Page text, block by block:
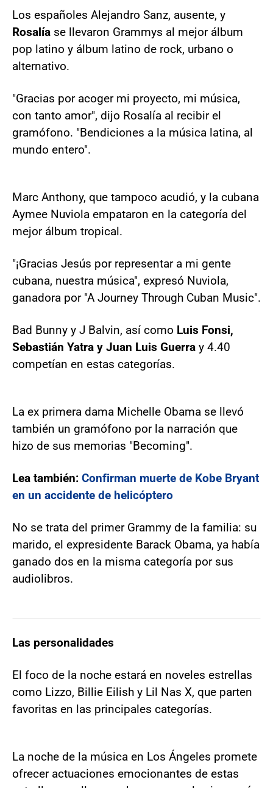
Los españoles Alejandro Sanz, ausente, y
Rosalía se llevaron Grammys al mejor álbum
pop latino y álbum latino de rock, urbano o
alternativo.
"Gracias por acoger mi proyecto, mi música,
con tanto amor", dijo Rosalía al recibir el
gramófono. "Bendiciones a la música latina, al
mundo entero".
Marc Anthony, que tampoco acudió, y la cubana
Aymee Nuviola empataron en la categoría del
mejor álbum tropical.
"¡Gracias Jesús por representar a mi gente
cubana, nuestra música", expresó Nuviola,
ganadora por "A Journey Through Cuban Music".
Bad Bunny y J Balvin, así como Luis Fonsi,
Sebastián Yatra y Juan Luis Guerra y 4.40
competían en estas categorías.
La ex primera dama Michelle Obama se llevó
también un gramófono por la narración que
hizo de sus memorias "Becoming".
Lea también: Confirman muerte de Kobe Bryant
en un accidente de helicóptero
No se trata del primer Grammy de la familia: su
marido, el expresidente Barack Obama, ya había
ganado dos en la misma categoría por sus
audiolibros.
Las personalidades
El foco de la noche estará en noveles estrellas
como Lizzo, Billie Eilish y Lil Nas X, que parten
favoritas en las principales categorías.
La noche de la música en Los Ángeles promete
ofrecer actuaciones emocionantes de estas